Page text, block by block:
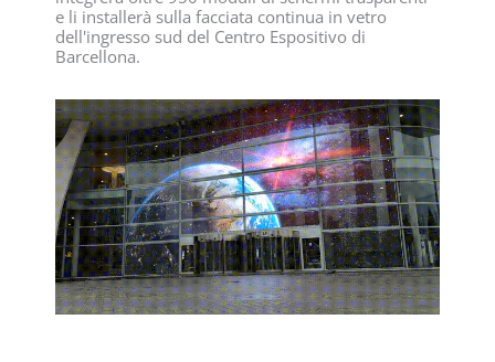
e li installerà sulla facciata continua in vetro
dell'ingresso sud del Centro Espositivo di
Barcellona.